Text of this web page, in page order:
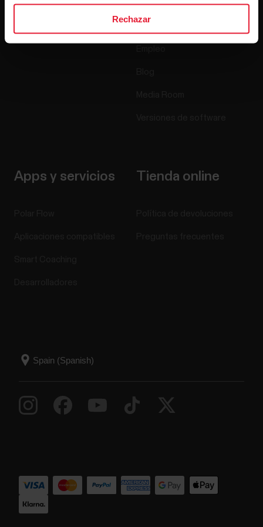
Rechazar
Sensores Ciencia
Apps y servicios Tienda online